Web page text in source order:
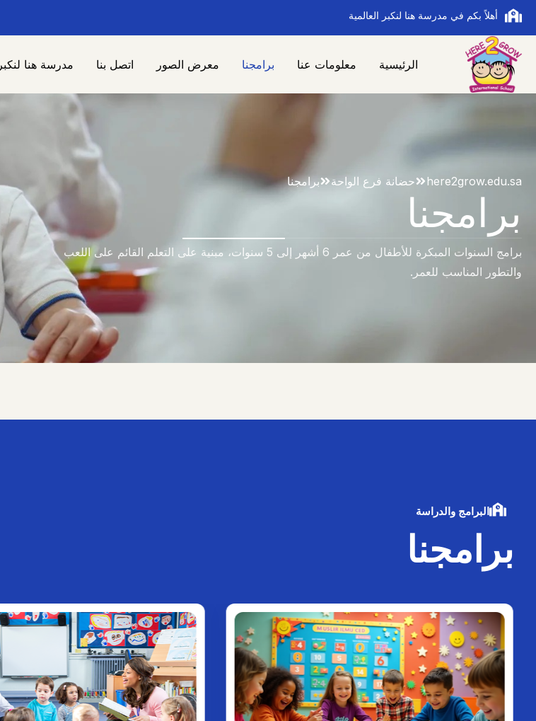
أهلاً بكم في مدرسة هنا لنكبر العالمية
الرئيسية معلومات عنا برامجنا معرض الصور اتصل بنا مدرسة هنا لنكبر
here2grow.edu.sa حضانة فرع الواحة برامجنا
برامجنا
برامج السنوات المبكرة للأطفال من عمر 6 أشهر إلى 5 سنوات، مبنية على التعلم القائم على اللعب
والتطور المناسب للعمر.
البرامج والدراسة
برامجنا